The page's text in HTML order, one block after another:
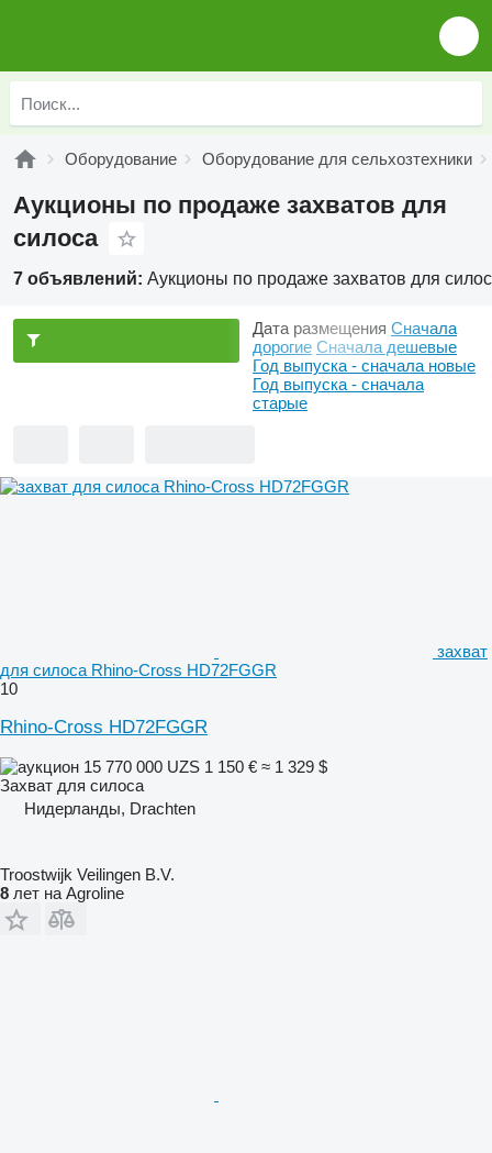
Оборудование Оборудование для сельхозтехники
Аукционы по продаже захватов для
силоса
7 объявлений: Аукционы по продаже захватов для
Дата размещения Сначала
дорогие Сначала дешевые
Год выпуска - сначала новые
Год выпуска - сначала
старые
захват
для силоса Rhino-Cross HD72FGGR
10
Rhino-Cross HD72FGGR
15 770 000 UZS 1 150 € ≈ 1 329 $
Захват для силоса
Нидерланды, Drachten
Troostwijk Veilingen B.V.
8 лет на Agroline